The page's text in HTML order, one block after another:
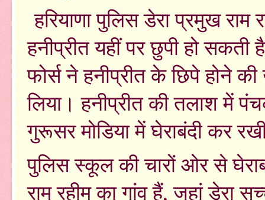
हरियाणा पुलिस डेरा प्रमुख
हनीप्रीत यहीं पर छुपी हो
फोर्स ने हनीप्रीत के छिपे होने
लिया। हनीप्रीत की तलाश में
गुरूसर मोडिया में घेराबंदी कर
पुलिस स्कूल की चारों ओर से
राम रहीम का गांव हैं, जहां डेरा